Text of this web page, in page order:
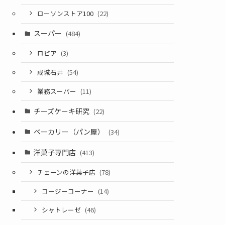
ローソンストア100 (22)
スーパー (484)
ロピア (3)
成城石井 (54)
業務スーパー (11)
チーズケーキ研究 (22)
ベーカリー（パン屋） (34)
洋菓子専門店 (413)
チェーンの洋菓子店 (78)
コージーコーナー (14)
シャトレーゼ (46)